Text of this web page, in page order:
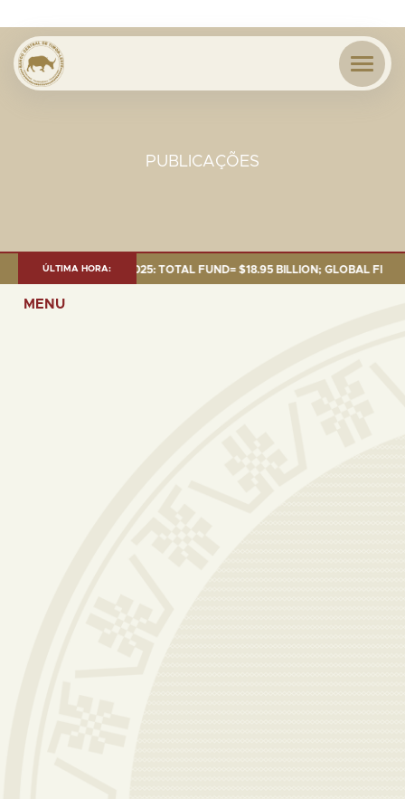
PUBLICAÇÕES
ÚLTIMA HORA:
AS OF 30 SEP. 2025: TOTAL FUND= $18.95 BILLION; GLOBAL
MENU